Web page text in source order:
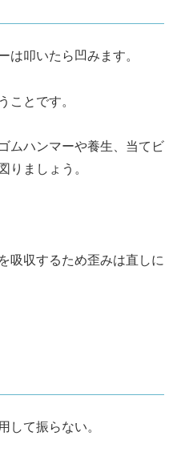
は叩いたら凹みます。
ことです。
ムハンマーや養生、当てビ
りましょう。
吸収するため歪みは直しに
して振らない。